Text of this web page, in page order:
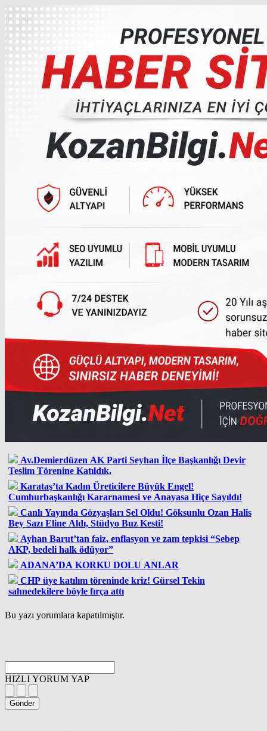
Av.Demierdüzen AK Parti Seyhan İlçe Başkanlığı Devir
Teslim Törenine Katıldık.
Karataş’ta Kadın Üreticilere Büyük Engel!
Cumhurbaşkanlığı Kararnamesi ve Anayasa Hiçe Sayıldı!
Canlı Yayında Gözyaşları Sel Oldu! Göksunlu Ozan Halis
Bey Sazı Eline Aldı, Stüdyo Buz Kesti!
Ayhan Barut’tan faiz, enflasyon ve zam tepkisi “Sebep
AKP, bedeli halk ödüyor”
ADANA’DA KORKU DOLU ANLAR
CHP üye katılım töreninde kriz! Gürsel Tekin
sahnedekilere böyle fırça attı
Bu yazı yorumlara kapatılmıştır.
HIZLI YORUM YAP
Gönder